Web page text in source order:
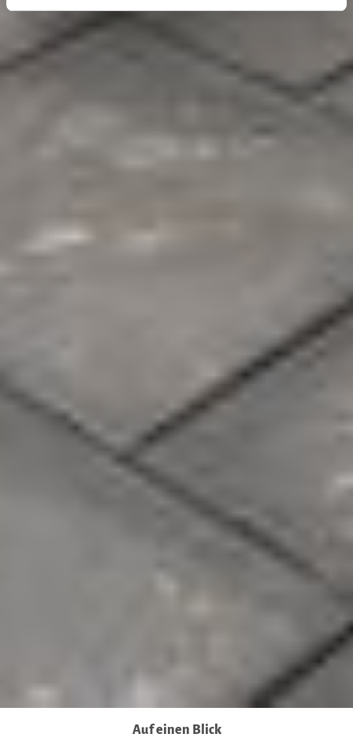
erhobenen Daten in den USA durch Google und
Präferenzen, Statistiken oder Marketing ankreuzen und
zugleich gem. Art. 49 Abs. 1 S. 1 lit. a DSGVO ein, dass
Ihre Daten in den USA verarbeitet werden. Die USA
Datenschutzniveau eingeschätzt. Es besteht
insbesondere das Risiko, dass Ihre Daten durch US-
Boxen (Präferenzen, Statistiken oder Marketing
Auf einen Blick